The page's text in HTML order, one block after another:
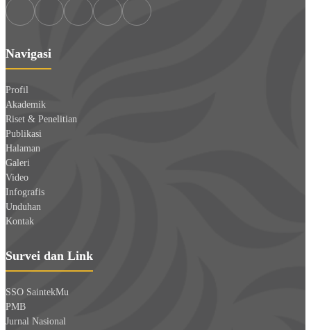
Navigasi
Profil
Akademik
Riset & Penelitian
Publikasi
Halaman
Galeri
Video
Infografis
Unduhan
Kontak
Survei dan Link
SSO SaintekMu
PMB
Jurnal Nasional